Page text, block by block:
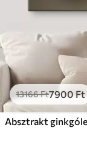
13166Ft7900Ft